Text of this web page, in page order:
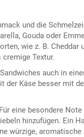
und die
Gouda oder
wie z. B. Cheddar
Textur.
auch in
der Käse besser mit
eine besondere
hinzufügen. Ein
würzige, aromatische